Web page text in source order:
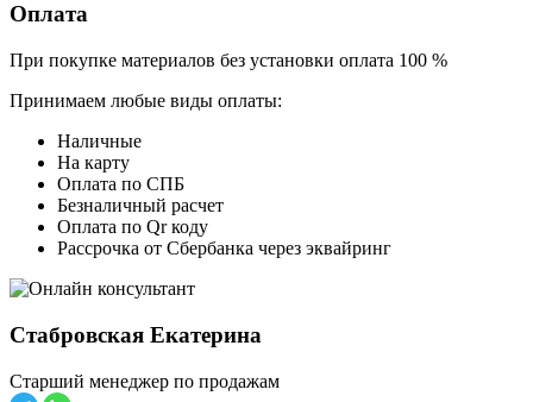
Оплата
При покупке материалов без установки оплата 100 %
Принимаем любые виды оплаты:
Наличные
На карту
Оплата по СПБ
Безналичный расчет
Оплата по Qr коду
Рассрочка от Сбербанка через эквайринг
Стабровская Екатерина
Старший менеджер по продажам